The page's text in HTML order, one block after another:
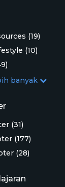
(19)
(10)
banyak
(31)
(177)
(28)